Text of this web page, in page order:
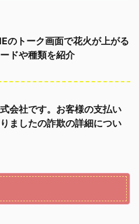
のトーク画面で花火が上がる
ドや種類を紹介
会社です。お客様の支払い
ましたの詐欺の詳細につい